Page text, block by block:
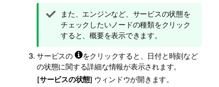
ヒ
ン
ト
モ
また、エンジンなど、サービスの状態を
チェックしたいノードの種類をクリック
すると、概要を表示できます。
サービスの
をクリックすると、日付と時刻など
の状態に関する詳細な情報が表示されます。
[サービスの状態] ウィンドウが開きます。